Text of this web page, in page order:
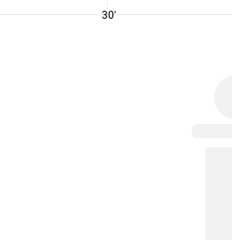
30'